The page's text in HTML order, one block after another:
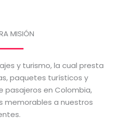
MISIÓN
y turismo, la cual presta
paquetes turísticos y
pasajeros en Colombia,
memorables a nuestros